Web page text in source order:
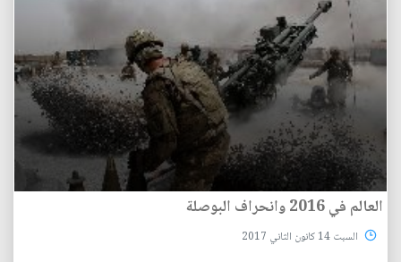
العالم في 2016 وانحراف البوصلة
السبت 14 كانون الثاني 2017